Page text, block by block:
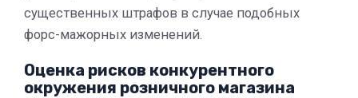
существенных штрафов в случае подобных
форс-мажорных изменений.
Оценка рисков конкурентного
окружения розничного магазина